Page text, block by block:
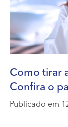
Como tirar
Confira o
Publicado em